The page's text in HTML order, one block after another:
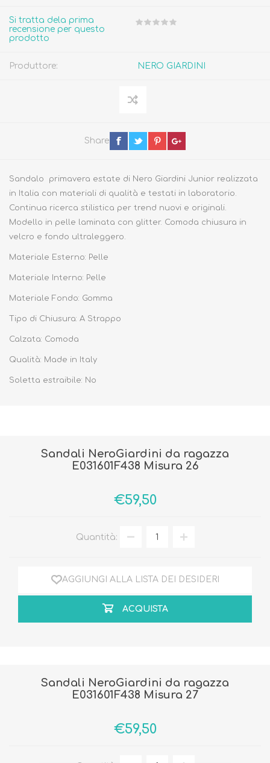
Si tratta dela prima
recensione per questo
prodotto
Produttore: NERO GIARDINI
Share
Sandalo primavera estate di Nero Giardini Junior realizzata
in Italia con materiali di qualità e testati in laboratorio.
Continua ricerca stilistica per trend nuovi e originali.
Modello in pelle laminata con glitter. Comoda chiusura in
velcro e fondo ultraleggero.
Materiale Esterno: Pelle
Materiale Interno: Pelle
Materiale Fondo: Gomma
Tipo di Chiusura: A Strappo
Calzata: Comoda
Qualità: Made in Italy
Soletta estraibile: No
Sandali NeroGiardini da ragazza
E031601F438 Misura 26
€59,50
Quantità:
AGGIUNGI ALLA LISTA DEI DESIDERI
ACQUISTA
Sandali NeroGiardini da ragazza
E031601F438 Misura 27
€59,50